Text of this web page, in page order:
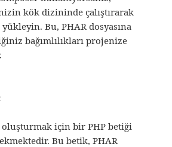
kök dizininde çalıştırarak
yükleyin. Bu, PHAR dosyasına
bağımlılıkları projenize
oluşturmak için bir PHP betiği
Bu betik, PHAR